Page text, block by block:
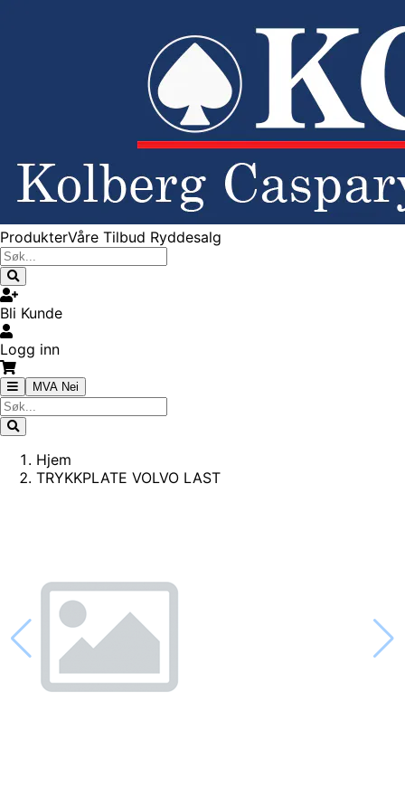
ProdukterVåre Tilbud Ryddesalg
Bli Kunde
Logg inn
MVA Nei
Hjem
TRYKKPLATE VOLVO LAST